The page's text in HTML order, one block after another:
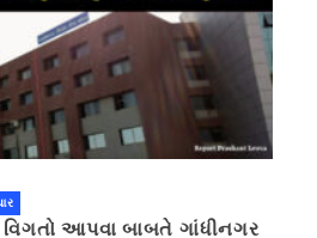
આપવા બાબતે ગાંધીનગર